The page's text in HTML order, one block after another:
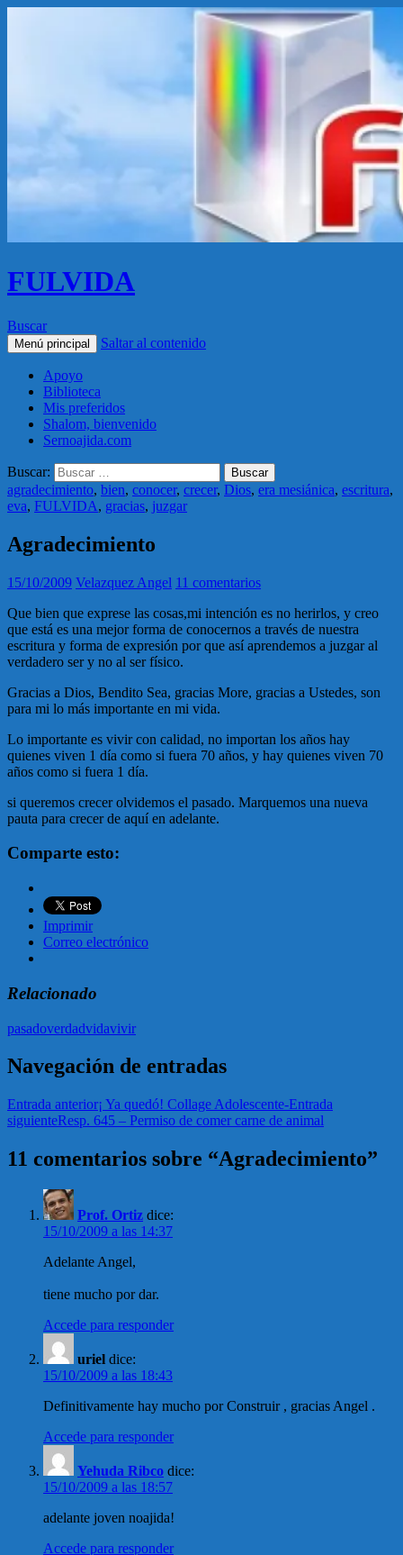
FULVIDA
Buscar
Menú principal Saltar al contenido
Apoyo
Biblioteca
Mis preferidos
Shalom, bienvenido
Sernoajida.com
Buscar:
agradecimiento, bien, conocer, crecer, Dios, era mesiánica, escritura,
eva, FULVIDA, gracias, juzgar
Agradecimiento
15/10/2009 Velazquez Angel 11 comentarios
Que bien que exprese las cosas,mi intención es no herirlos, y creo
que está es una mejor forma de conocernos a través de nuestra
escritura y forma de expresión por que así aprendemos a juzgar al
verdadero ser y no al ser físico.
Gracias a Dios, Bendito Sea, gracias More, gracias a Ustedes, son
para mi lo más importante en mi vida.
Lo importante es vivir con calidad, no importan los años hay
quienes viven 1 día como si fuera 70 años, y hay quienes viven 70
años como si fuera 1 día.
si queremos crecer olvidemos el pasado. Marquemos una nueva
pauta para crecer de aquí en adelante.
Comparte esto:
Imprimir
Correo electrónico
Relacionado
pasadoverdadvidavivir
Navegación de entradas
Entrada anterior¡ Ya quedó! Collage Adolescente-Entrada
siguienteResp. 645 – Permiso de comer carne de animal
11 comentarios sobre “Agradecimiento”
Prof. Ortiz dice:
15/10/2009 a las 14:37
Adelante Angel,
tiene mucho por dar.
Accede para responder
uriel dice:
15/10/2009 a las 18:43
Definitivamente hay mucho por Construir , gracias Angel .
Accede para responder
Yehuda Ribco dice:
15/10/2009 a las 18:57
adelante joven noajida!
Accede para responder